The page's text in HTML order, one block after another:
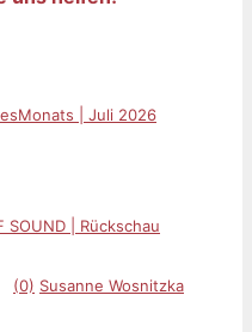
| Juli 2026
SOUND | Rückschau
(0) Susanne Wosnitzka